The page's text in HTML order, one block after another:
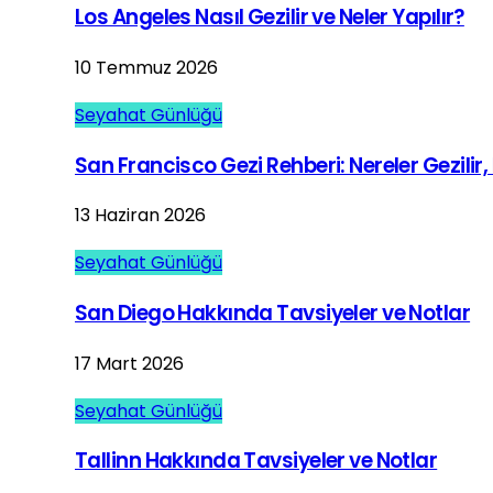
Los Angeles Nasıl Gezilir ve Neler Yapılır?
10 Temmuz 2026
Seyahat Günlüğü
San Francisco Gezi Rehberi: Nereler Gezilir,
13 Haziran 2026
Seyahat Günlüğü
San Diego Hakkında Tavsiyeler ve Notlar
17 Mart 2026
Seyahat Günlüğü
Tallinn Hakkında Tavsiyeler ve Notlar